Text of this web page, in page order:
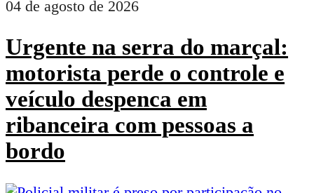
04 de agosto de 2026
Urgente na serra do marçal:
motorista perde o controle e
veículo despenca em
ribanceira com pessoas a
bordo